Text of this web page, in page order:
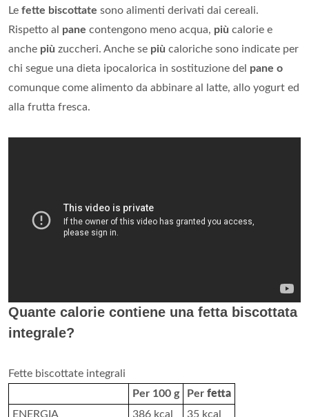
Le fette biscottate sono alimenti derivati dai cereali.
Rispetto al pane contengono meno acqua, più calorie e
anche più zuccheri. Anche se più caloriche sono indicate per
chi segue una dieta ipocalorica in sostituzione del pane o
comunque come alimento da abbinare al latte, allo yogurt ed
alla frutta fresca.
Quante calorie contiene una fetta biscottata
integrale?
Fette biscottate integrali
Per 100 g
Per fetta
ENERGIA
386 kcal
35 kcal